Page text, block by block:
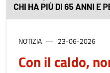
NOTIZIA 23-06-2026
Con il caldo,